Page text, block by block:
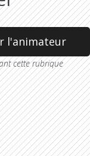
l'animateur
cette rubrique